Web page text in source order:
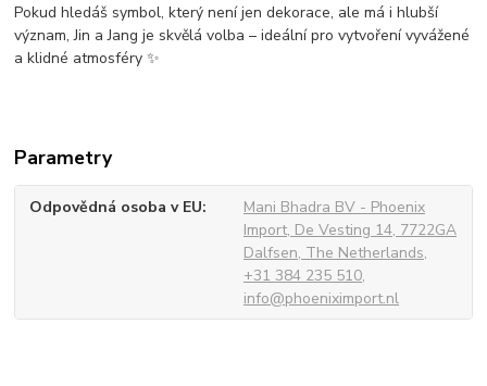
Pokud hledáš symbol, který není jen dekorace, ale má i hlubší
význam, Jin a Jang je skvělá volba – ideální pro vytvoření vyvážené
a klidné atmosféry ✨
Parametry
Odpovědná osoba v EU
Mani Bhadra BV - Phoenix
Import, De Vesting 14, 7722GA
Dalfsen, The Netherlands,
+31 384 235 510,
info@phoeniximport.nl